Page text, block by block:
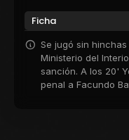
Ficha
Se jugó sin
Ministerio del
sanción. A los 20'
penal a Facundo